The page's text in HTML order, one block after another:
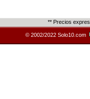
** Precios
© 2002/2022 Solo10.com